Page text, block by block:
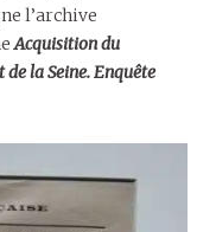
l’archive
Acquisition du
la Seine. Enquête